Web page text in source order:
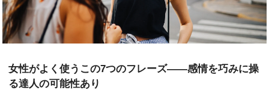
女性がよく使うこの7つのフレーズ——感情を巧みに操
る達人の可能性あり